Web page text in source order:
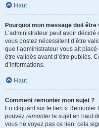
Haut
Pourquoi mon message doit être
L’administrateur peut avoir
vous postez nécessitent d’être
que l’administrateur vous ait
être validés avant d’être publiés.
d’informations.
Haut
Comment remonter mon sujet ?
En cliquant sur le lien «
pouvez remonterle sujet en haut
vous ne voyez pas ce lien, cela